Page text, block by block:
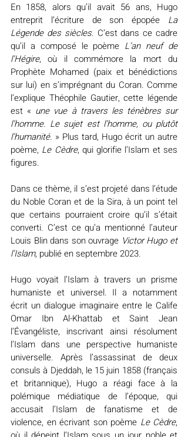
En 1858, alors qu’il avait 56 ans, Hugo
entreprit l’écriture de son épopée La
Légende des siècles. C’est dans ce cadre
qu’il a composé le poème L’an neuf de
l’Hégire, où il commémore la mort du
Prophète Mohamed (paix et bénédictions
sur lui) en s’imprégnant du Coran. Comme
l’explique Théophile Gautier, cette légende
est « une vue à travers les ténèbres sur
l’homme. Le sujet est l’homme, ou plutôt
l’humanité. » Plus tard, Hugo écrit un autre
poème, Le Cèdre, qui glorifie l’Islam et ses
figures.
Dans ce thème, il s’est projeté dans l’étude
du Noble Coran et de la Sira, à un point tel
que certains pourraient croire qu’il s’était
converti. C’est ce qu’a mentionné l’auteur
Louis Blin dans son ouvrage Victor Hugo et
l’Islam, publié en septembre 2023.
Hugo voyait l’Islam à travers un prisme
humaniste et universel. Il a notamment
écrit un dialogue imaginaire entre le Calife
Omar Ibn Al-Khattab et Saint Jean
l’Évangéliste, inscrivant ainsi résolument
l’Islam dans une perspective humaniste
universelle. Après l’assassinat de deux
consuls à Djeddah, le 15 juin 1858 (français
et britannique), Hugo a réagi face à la
polémique médiatique de l’époque, qui
accusait l’Islam de fanatisme et de
violence, en écrivant son poème Le Cèdre,